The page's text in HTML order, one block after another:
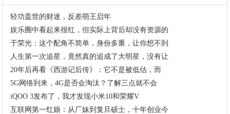
·轻功盖世的财迷，反差萌王启年
·娱乐圈中看起来很红，但实际上背后却没有资源的
·于荣光：这个配角不简单，身份多重，让你想不到
· 人生第一次追星，竟然真的追成了大明星，没有让
·20年后再看《西游记后传》：它不是被低估，而
·5G网络到来，4G是否会淘汰？了解三点就不会
·iQOO 3发布了，我才发现小米10和荣耀V
·互联网第一红娘：从厂妹到复旦硕士，十年创业今